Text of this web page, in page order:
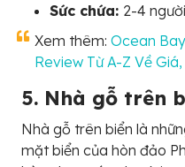
Sức chứa: 2-4
Xem thêm: Ocean
Review Từ A-Z Về
5. Nhà gỗ trên
Nhà gỗ trên biển là
mặt biển của hòn đảo